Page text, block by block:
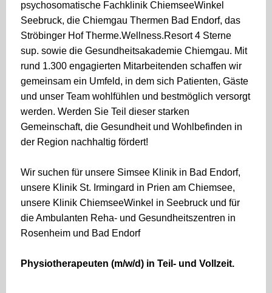
psychosomatische Fachklinik ChiemseeWinkel
Seebruck, die Chiemgau Thermen Bad Endorf, das
Ströbinger Hof Therme.Wellness.Resort 4 Sterne
sup. sowie die Gesundheitsakademie Chiemgau. Mit
rund 1.300 engagierten Mitarbeitenden schaffen wir
gemeinsam ein Umfeld, in dem sich Patienten, Gäste
und unser Team wohlfühlen und bestmöglich versorgt
werden. Werden Sie Teil dieser starken
Gemeinschaft, die Gesundheit und Wohlbefinden in
der Region nachhaltig fördert!
Wir suchen für unsere Simsee Klinik in Bad Endorf,
unsere Klinik St. Irmingard in Prien am Chiemsee,
unsere Klinik ChiemseeWinkel in Seebruck und für
die Ambulanten Reha- und Gesundheitszentren in
Rosenheim und Bad Endorf
Physiotherapeuten (m/w/d) in Teil- und Vollzeit.